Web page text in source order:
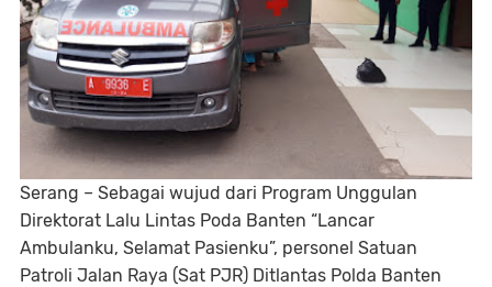
Serang – Sebagai wujud dari Program Unggulan
Direktorat Lalu Lintas Poda Banten “Lancar
Ambulanku, Selamat Pasienku”, personel Satuan
Patroli Jalan Raya (Sat PJR) Ditlantas Polda Banten